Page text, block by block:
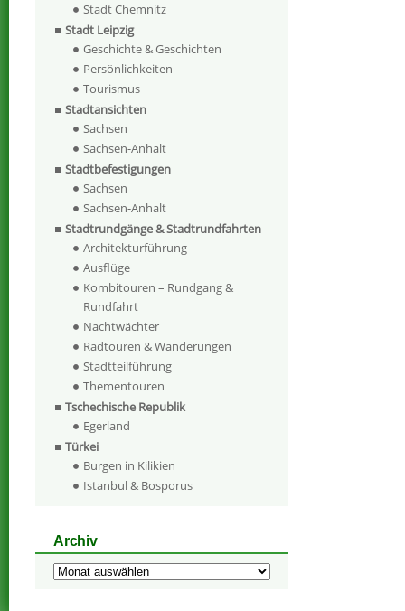
Stadt Chemnitz
Stadt Leipzig
Geschichte & Geschichten
Persönlichkeiten
Tourismus
Stadtansichten
Sachsen
Sachsen-Anhalt
Stadtbefestigungen
Sachsen
Sachsen-Anhalt
Stadtrundgänge & Stadtrundfahrten
Architekturführung
Ausflüge
Kombitouren – Rundgang &
Rundfahrt
Nachtwächter
Radtouren & Wanderungen
Stadtteilführung
Thementouren
Tschechische Republik
Egerland
Türkei
Burgen in Kilikien
Istanbul & Bosporus
Archiv
Archiv